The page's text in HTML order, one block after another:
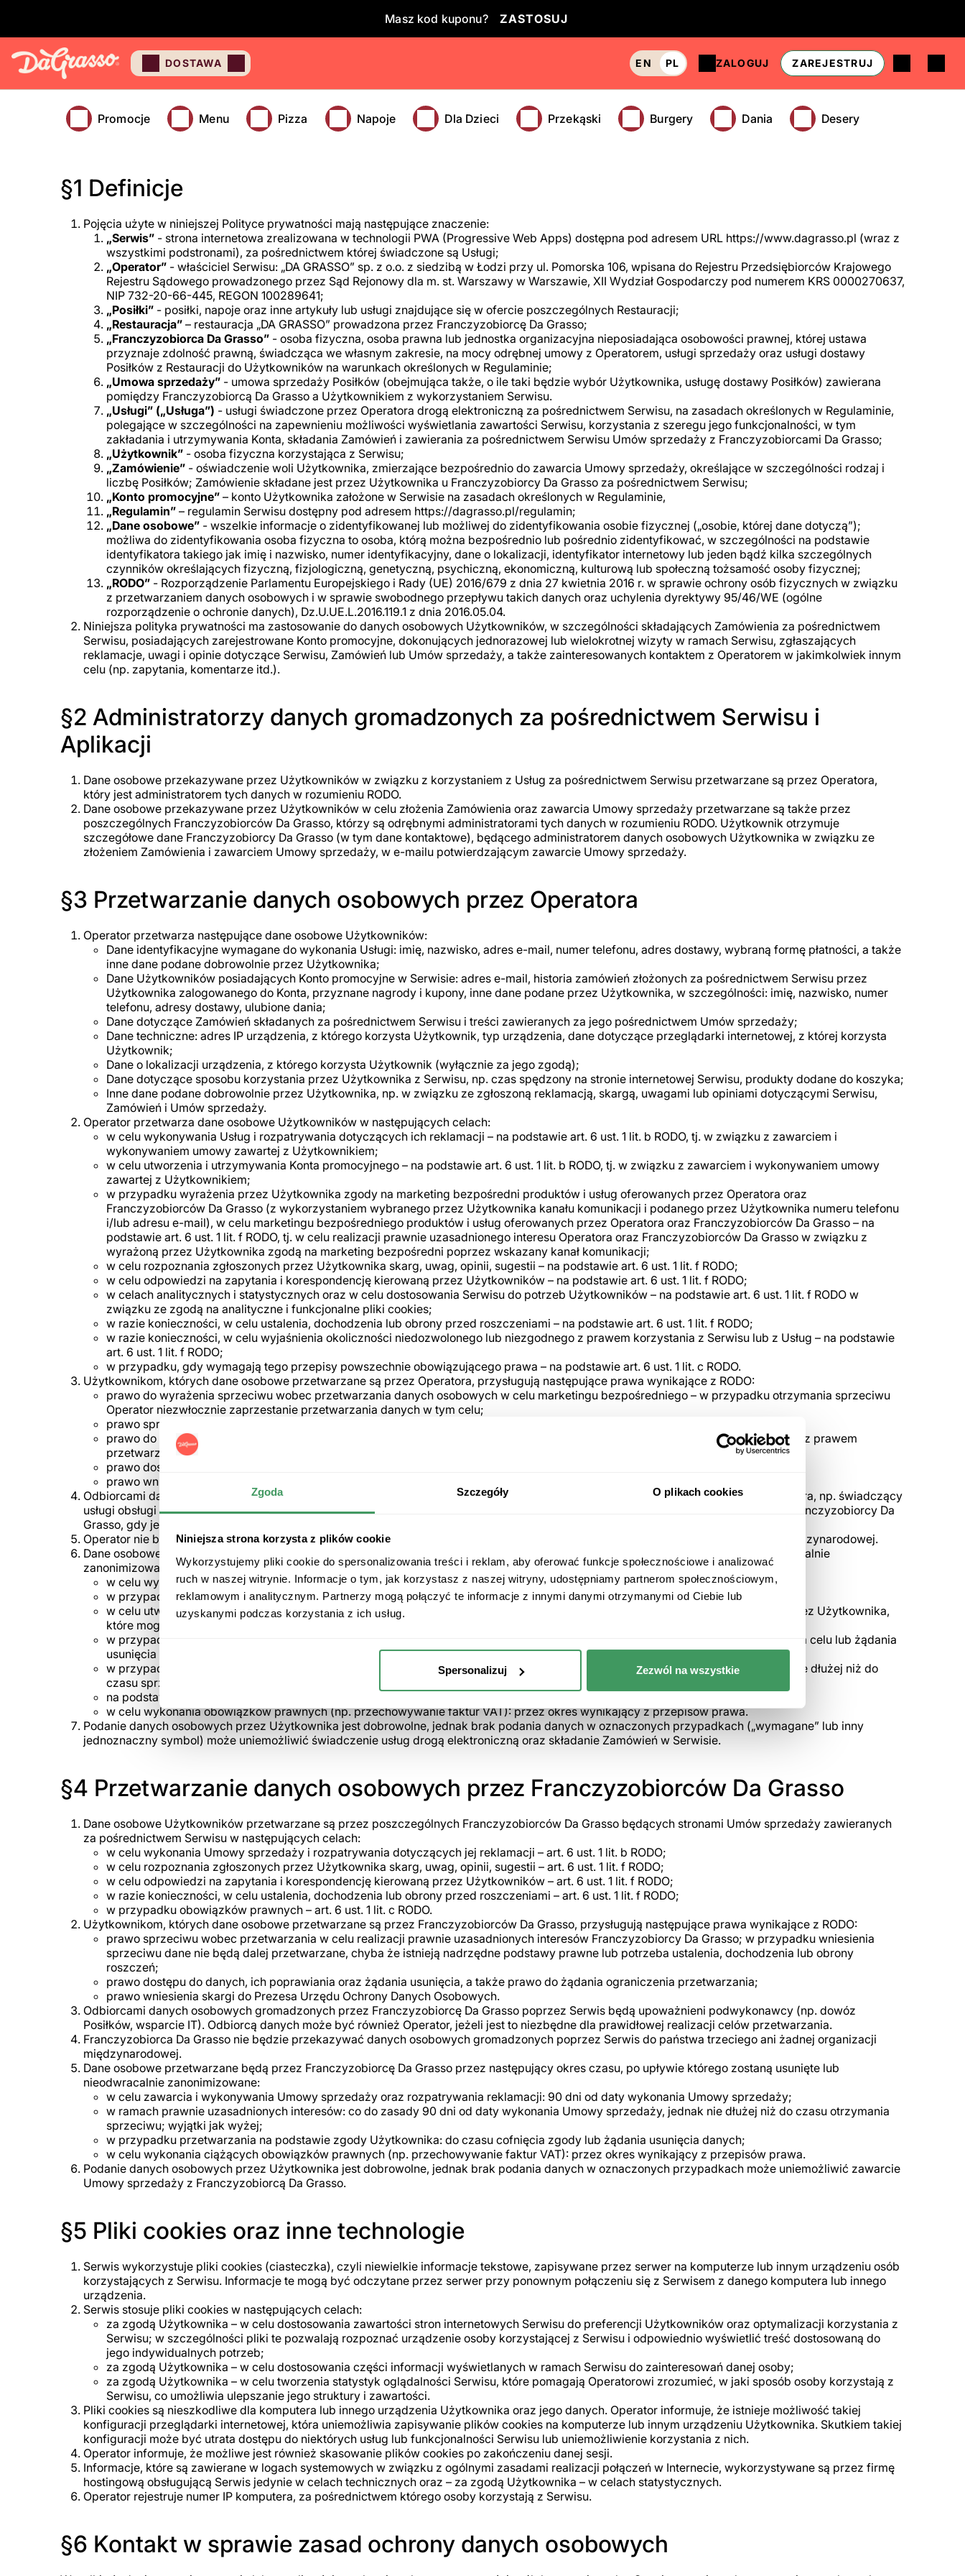
Zgoda Szczegóły O plikach cookies
Niniejsza strona korzysta z plików cookie
Wykorzystujemy pliki cookie do spersonalizowania treści i reklam, aby oferować funkcje społecznościowe i analizować
ruch w naszej witrynie. Informacje o tym, jak korzystasz z naszej witryny, udostępniamy partnerom społecznościowym,
reklamowym i analitycznym. Partnerzy mogą połączyć te informacje z innymi danymi otrzymanymi od Ciebie lub
uzyskanymi podczas korzystania z ich usług.
Spersonalizuj Zezwól na wszystkie
DOSTAWA EN PL ZALOGUJ ZAREJESTRUJ
Masz kod kuponu? ZASTOSUJ
Promocje Menu Pizza Napoje Dla Dzieci Przekąski Burgery Dania Desery
§1 Definicje
Pojęcia użyte w niniejszej Polityce prywatności mają następujące znaczenie:
„Serwis” - strona internetowa zrealizowana w technologii PWA (Progressive Web Apps) dostępna pod adresem URL https://www.dagrasso.pl (wraz z
wszystkimi podstronami), za pośrednictwem której świadczone są Usługi;
„Operator” - właściciel Serwisu: „DA GRASSO” sp. z o.o. z siedzibą w Łodzi przy ul. Pomorska 106, wpisana do Rejestru Przedsiębiorców Krajowego
Rejestru Sądowego prowadzonego przez Sąd Rejonowy dla m. st. Warszawy w Warszawie, XII Wydział Gospodarczy pod numerem KRS 0000270637,
NIP 732-20-66-445, REGON 100289641;
„Posiłki” - posiłki, napoje oraz inne artykuły lub usługi znajdujące się w ofercie poszczególnych Restauracji;
„Restauracja” – restauracja „DA GRASSO” prowadzona przez Franczyzobiorcę Da Grasso;
„Franczyzobiorca Da Grasso” - osoba fizyczna, osoba prawna lub jednostka organizacyjna nieposiadająca osobowości prawnej, której ustawa
przyznaje zdolność prawną, świadcząca we własnym zakresie, na mocy odrębnej umowy z Operatorem, usługi sprzedaży oraz usługi dostawy
Posiłków z Restauracji do Użytkowników na warunkach określonych w Regulaminie;
„Umowa sprzedaży” - umowa sprzedaży Posiłków (obejmująca także, o ile taki będzie wybór Użytkownika, usługę dostawy Posiłków) zawierana
pomiędzy Franczyzobiorcą Da Grasso a Użytkownikiem z wykorzystaniem Serwisu.
„Usługi” („Usługa”) - usługi świadczone przez Operatora drogą elektroniczną za pośrednictwem Serwisu, na zasadach określonych w Regulaminie,
polegające w szczególności na zapewnieniu możliwości wyświetlania zawartości Serwisu, korzystania z szeregu jego funkcjonalności, w tym
zakładania i utrzymywania Konta, składania Zamówień i zawierania za pośrednictwem Serwisu Umów sprzedaży z Franczyzobiorcami Da Grasso;
„Użytkownik” - osoba fizyczna korzystająca z Serwisu;
„Zamówienie” - oświadczenie woli Użytkownika, zmierzające bezpośrednio do zawarcia Umowy sprzedaży, określające w szczególności rodzaj i
liczbę Posiłków; Zamówienie składane jest przez Użytkownika u Franczyzobiorcy Da Grasso za pośrednictwem Serwisu;
„Konto promocyjne” – konto Użytkownika założone w Serwisie na zasadach określonych w Regulaminie,
„Regulamin” – regulamin Serwisu dostępny pod adresem https://dagrasso.pl/regulamin;
„Dane osobowe” - wszelkie informacje o zidentyfikowanej lub możliwej do zidentyfikowania osobie fizycznej („osobie, której dane dotyczą”);
możliwa do zidentyfikowania osoba fizyczna to osoba, którą można bezpośrednio lub pośrednio zidentyfikować, w szczególności na podstawie
identyfikatora takiego jak imię i nazwisko, numer identyfikacyjny, dane o lokalizacji, identyfikator internetowy lub jeden bądź kilka szczególnych
czynników określających fizyczną, fizjologiczną, genetyczną, psychiczną, ekonomiczną, kulturową lub społeczną tożsamość osoby fizycznej;
„RODO” - Rozporządzenie Parlamentu Europejskiego i Rady (UE) 2016/679 z dnia 27 kwietnia 2016 r. w sprawie ochrony osób fizycznych w związku
z przetwarzaniem danych osobowych i w sprawie swobodnego przepływu takich danych oraz uchylenia dyrektywy 95/46/WE (ogólne
rozporządzenie o ochronie danych), Dz.U.UE.L.2016.119.1 z dnia 2016.05.04.
Niniejsza polityka prywatności ma zastosowanie do danych osobowych Użytkowników, w szczególności składających Zamówienia za pośrednictwem
Serwisu, posiadających zarejestrowane Konto promocyjne, dokonujących jednorazowej lub wielokrotnej wizyty w ramach Serwisu, zgłaszających
reklamacje, uwagi i opinie dotyczące Serwisu, Zamówień lub Umów sprzedaży, a także zainteresowanych kontaktem z Operatorem w jakimkolwiek innym
celu (np. zapytania, komentarze itd.).
§2 Administratorzy danych gromadzonych za pośrednictwem Serwisu i
Aplikacji
Dane osobowe przekazywane przez Użytkowników w związku z korzystaniem z Usług za pośrednictwem Serwisu przetwarzane są przez Operatora,
który jest administratorem tych danych w rozumieniu RODO.
Dane osobowe przekazywane przez Użytkowników w celu złożenia Zamówienia oraz zawarcia Umowy sprzedaży przetwarzane są także przez
poszczególnych Franczyzobiorców Da Grasso, którzy są odrębnymi administratorami tych danych w rozumieniu RODO. Użytkownik otrzymuje
szczegółowe dane Franczyzobiorcy Da Grasso (w tym dane kontaktowe), będącego administratorem danych osobowych Użytkownika w związku ze
złożeniem Zamówienia i zawarciem Umowy sprzedaży, w e-mailu potwierdzającym zawarcie Umowy sprzedaży.
§3 Przetwarzanie danych osobowych przez Operatora
Operator przetwarza następujące dane osobowe Użytkowników:
Dane identyfikacyjne wymagane do wykonania Usługi: imię, nazwisko, adres e-mail, numer telefonu, adres dostawy, wybraną formę płatności, a także
inne dane podane dobrowolnie przez Użytkownika;
Dane Użytkowników posiadających Konto promocyjne w Serwisie: adres e-mail, historia zamówień złożonych za pośrednictwem Serwisu przez
Użytkownika zalogowanego do Konta, przyznane nagrody i kupony, inne dane podane przez Użytkownika, w szczególności: imię, nazwisko, numer
telefonu, adresy dostawy, ulubione dania;
Dane dotyczące Zamówień składanych za pośrednictwem Serwisu i treści zawieranych za jego pośrednictwem Umów sprzedaży;
Dane techniczne: adres IP urządzenia, z którego korzysta Użytkownik, typ urządzenia, dane dotyczące przeglądarki internetowej, z której korzysta
Użytkownik;
Dane o lokalizacji urządzenia, z którego korzysta Użytkownik (wyłącznie za jego zgodą);
Dane dotyczące sposobu korzystania przez Użytkownika z Serwisu, np. czas spędzony na stronie internetowej Serwisu, produkty dodane do koszyka;
Inne dane podane dobrowolnie przez Użytkownika, np. w związku ze zgłoszoną reklamacją, skargą, uwagami lub opiniami dotyczącymi Serwisu,
Zamówień i Umów sprzedaży.
Operator przetwarza dane osobowe Użytkowników w następujących celach:
w celu wykonywania Usług i rozpatrywania dotyczących ich reklamacji – na podstawie art. 6 ust. 1 lit. b RODO, tj. w związku z zawarciem i
wykonywaniem umowy zawartej z Użytkownikiem;
w celu utworzenia i utrzymywania Konta promocyjnego – na podstawie art. 6 ust. 1 lit. b RODO, tj. w związku z zawarciem i wykonywaniem umowy
zawartej z Użytkownikiem;
w przypadku wyrażenia przez Użytkownika zgody na marketing bezpośredni produktów i usług oferowanych przez Operatora oraz
Franczyzobiorców Da Grasso (z wykorzystaniem wybranego przez Użytkownika kanału komunikacji i podanego przez Użytkownika numeru telefonu
i/lub adresu e-mail), w celu marketingu bezpośredniego produktów i usług oferowanych przez Operatora oraz Franczyzobiorców Da Grasso – na
podstawie art. 6 ust. 1 lit. f RODO, tj. w celu realizacji prawnie uzasadnionego interesu Operatora oraz Franczyzobiorców Da Grasso w związku z
wyrażoną przez Użytkownika zgodą na marketing bezpośredni poprzez wskazany kanał komunikacji;
w celu rozpoznania zgłoszonych przez Użytkownika skarg, uwag, opinii, sugestii – na podstawie art. 6 ust. 1 lit. f RODO;
w celu odpowiedzi na zapytania i korespondencję kierowaną przez Użytkowników – na podstawie art. 6 ust. 1 lit. f RODO;
w celach analitycznych i statystycznych oraz w celu dostosowania Serwisu do potrzeb Użytkowników – na podstawie art. 6 ust. 1 lit. f RODO w
związku ze zgodą na analityczne i funkcjonalne pliki cookies;
w razie konieczności, w celu ustalenia, dochodzenia lub obrony przed roszczeniami – na podstawie art. 6 ust. 1 lit. f RODO;
w razie konieczności, w celu wyjaśnienia okoliczności niedozwolonego lub niezgodnego z prawem korzystania z Serwisu lub z Usług – na podstawie
art. 6 ust. 1 lit. f RODO;
w przypadku, gdy wymagają tego przepisy powszechnie obowiązującego prawa – na podstawie art. 6 ust. 1 lit. c RODO.
Użytkownikom, których dane osobowe przetwarzane są przez Operatora, przysługują następujące prawa wynikające z RODO:
prawo do wyrażenia sprzeciwu wobec przetwarzania danych osobowych w celu marketingu bezpośredniego – w przypadku otrzymania sprzeciwu
Operator niezwłocznie zaprzestanie przetwarzania danych w tym celu;
prawo sprzeciwu wobec przetwarzania w celu realizacji prawnie uzasadnionych interesów Operatora lub osób trzecich;
prawo do cofnięcia w dowolnym momencie zgody na przetwarzanie danych osobowych; cofnięcie zgody nie wpływa na zgodność z prawem
przetwarzania sprzed cofnięcia;
prawo dostępu do danych, ich poprawiania, usunięcia oraz ograniczenia przetwarzania;
prawo wniesienia skargi do Prezesa Urzędu Ochrony Danych Osobowych.
Odbiorcami danych osobowych gromadzonych przez Operatora poprzez Serwis będą wyłącznie upoważnieni podwykonawcy Operatora, np. świadczący
usługi obsługi płatności, wsparcia IT, obsługi klienta, reklamowe, telekomunikacyjne, prawne. Odbiorcami danych mogą być również Franczyzobiorcy Da
Grasso, gdy jest to niezbędne dla realizacji celów przetwarzania.
Operator nie będzie przekazywać danych osobowych gromadzonych poprzez Serwis do państwa trzeciego ani żadnej organizacji międzynarodowej.
Dane osobowe przetwarzane będą przez Operatora przez następujący okres czasu, po upływie którego zostaną usunięte lub nieodwracalnie
zanonimizowane:
w celu wykonywania Usług i rozpatrywania dotyczących ich reklamacji: przez okres 90 dni od daty wykonania Usługi;
w przypadku reklamacji: przez czas trwania procedury i 90 dni od daty jej zakończenia;
w celu utworzenia i utrzymywania Konta: do czasu usunięcia Konta w Serwisie (nie dotyczy danych samodzielnie wpisywanych przez Użytkownika,
które mogą być przez niego usuwane w każdym czasie: adresów zamówień, ulubionych dań, imienia, nazwiska, numeru telefonu);
w przypadku zgody na marketing bezpośredni: do czasu otrzymania sprzeciwu, żądania zaprzestania przetwarzania danych w tym celu lub żądania
usunięcia danych;
w przypadku przetwarzania danych w celach prawnie uzasadnionych interesów: co do zasady 90 dni od daty wykonania Usługi, nie dłużej niż do
czasu sprzeciwu, chyba że istnieją nadrzędne podstawy prawne lub potrzeba ustalenia/dochodzenia/obrony roszczeń;
na podstawie zgody: do czasu cofnięcia zgody lub żądania usunięcia danych;
w celu wykonania obowiązków prawnych (np. przechowywanie faktur VAT): przez okres wynikający z przepisów prawa.
Podanie danych osobowych przez Użytkownika jest dobrowolne, jednak brak podania danych w oznaczonych przypadkach („wymagane” lub inny
jednoznaczny symbol) może uniemożliwić świadczenie usług drogą elektroniczną oraz składanie Zamówień w Serwisie.
§4 Przetwarzanie danych osobowych przez Franczyzobiorców Da Grasso
Dane osobowe Użytkowników przetwarzane są przez poszczególnych Franczyzobiorców Da Grasso będących stronami Umów sprzedaży zawieranych
za pośrednictwem Serwisu w następujących celach:
w celu wykonania Umowy sprzedaży i rozpatrywania dotyczących jej reklamacji – art. 6 ust. 1 lit. b RODO;
w celu rozpoznania zgłoszonych przez Użytkownika skarg, uwag, opinii, sugestii – art. 6 ust. 1 lit. f RODO;
w celu odpowiedzi na zapytania i korespondencję kierowaną przez Użytkowników – art. 6 ust. 1 lit. f RODO;
w razie konieczności, w celu ustalenia, dochodzenia lub obrony przed roszczeniami – art. 6 ust. 1 lit. f RODO;
w przypadku obowiązków prawnych – art. 6 ust. 1 lit. c RODO.
Użytkownikom, których dane osobowe przetwarzane są przez Franczyzobiorców Da Grasso, przysługują następujące prawa wynikające z RODO:
prawo sprzeciwu wobec przetwarzania w celu realizacji prawnie uzasadnionych interesów Franczyzobiorcy Da Grasso; w przypadku wniesienia
sprzeciwu dane nie będą dalej przetwarzane, chyba że istnieją nadrzędne podstawy prawne lub potrzeba ustalenia, dochodzenia lub obrony
roszczeń;
prawo dostępu do danych, ich poprawiania oraz żądania usunięcia, a także prawo do żądania ograniczenia przetwarzania;
prawo wniesienia skargi do Prezesa Urzędu Ochrony Danych Osobowych.
Odbiorcami danych osobowych gromadzonych przez Franczyzobiorcę Da Grasso poprzez Serwis będą upoważnieni podwykonawcy (np. dowóz
Posiłków, wsparcie IT). Odbiorcą danych może być również Operator, jeżeli jest to niezbędne dla prawidłowej realizacji celów przetwarzania.
Franczyzobiorca Da Grasso nie będzie przekazywać danych osobowych gromadzonych poprzez Serwis do państwa trzeciego ani żadnej organizacji
międzynarodowej.
Dane osobowe przetwarzane będą przez Franczyzobiorcę Da Grasso przez następujący okres czasu, po upływie którego zostaną usunięte lub
nieodwracalnie zanonimizowane:
w celu zawarcia i wykonywania Umowy sprzedaży oraz rozpatrywania reklamacji: 90 dni od daty wykonania Umowy sprzedaży;
w ramach prawnie uzasadnionych interesów: co do zasady 90 dni od daty wykonania Umowy sprzedaży, jednak nie dłużej niż do czasu otrzymania
sprzeciwu; wyjątki jak wyżej;
w przypadku przetwarzania na podstawie zgody Użytkownika: do czasu cofnięcia zgody lub żądania usunięcia danych;
w celu wykonania ciążących obowiązków prawnych (np. przechowywanie faktur VAT): przez okres wynikający z przepisów prawa.
Podanie danych osobowych przez Użytkownika jest dobrowolne, jednak brak podania danych w oznaczonych przypadkach może uniemożliwić zawarcie
Umowy sprzedaży z Franczyzobiorcą Da Grasso.
§5 Pliki cookies oraz inne technologie
Serwis wykorzystuje pliki cookies (ciasteczka), czyli niewielkie informacje tekstowe, zapisywane przez serwer na komputerze lub innym urządzeniu osób
korzystających z Serwisu. Informacje te mogą być odczytane przez serwer przy ponownym połączeniu się z Serwisem z danego komputera lub innego
urządzenia.
Serwis stosuje pliki cookies w następujących celach:
za zgodą Użytkownika – w celu dostosowania zawartości stron internetowych Serwisu do preferencji Użytkowników oraz optymalizacji korzystania z
Serwisu; w szczególności pliki te pozwalają rozpoznać urządzenie osoby korzystającej z Serwisu i odpowiednio wyświetlić treść dostosowaną do
jego indywidualnych potrzeb;
za zgodą Użytkownika – w celu dostosowania części informacji wyświetlanych w ramach Serwisu do zainteresowań danej osoby;
za zgodą Użytkownika – w celu tworzenia statystyk oglądalności Serwisu, które pomagają Operatorowi zrozumieć, w jaki sposób osoby korzystają z
Serwisu, co umożliwia ulepszanie jego struktury i zawartości.
Pliki cookies są nieszkodliwe dla komputera lub innego urządzenia Użytkownika oraz jego danych. Operator informuje, że istnieje możliwość takiej
konfiguracji przeglądarki internetowej, która uniemożliwia zapisywanie plików cookies na komputerze lub innym urządzeniu Użytkownika. Skutkiem takiej
konfiguracji może być utrata dostępu do niektórych usług lub funkcjonalności Serwisu lub uniemożliwienie korzystania z nich.
Operator informuje, że możliwe jest również skasowanie plików cookies po zakończeniu danej sesji.
Informacje, które są zawierane w logach systemowych w związku z ogólnymi zasadami realizacji połączeń w Internecie, wykorzystywane są przez firmę
hostingową obsługującą Serwis jedynie w celach technicznych oraz – za zgodą Użytkownika – w celach statystycznych.
Operator rejestruje numer IP komputera, za pośrednictwem którego osoby korzystają z Serwisu.
§6 Kontakt w sprawie zasad ochrony danych osobowych